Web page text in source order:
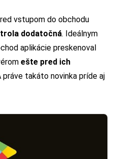
vstupom do obchodu
dodatočná. Ideálnym
aplikácie preskenoval
ešte pred ich
práve takáto novinka príde aj